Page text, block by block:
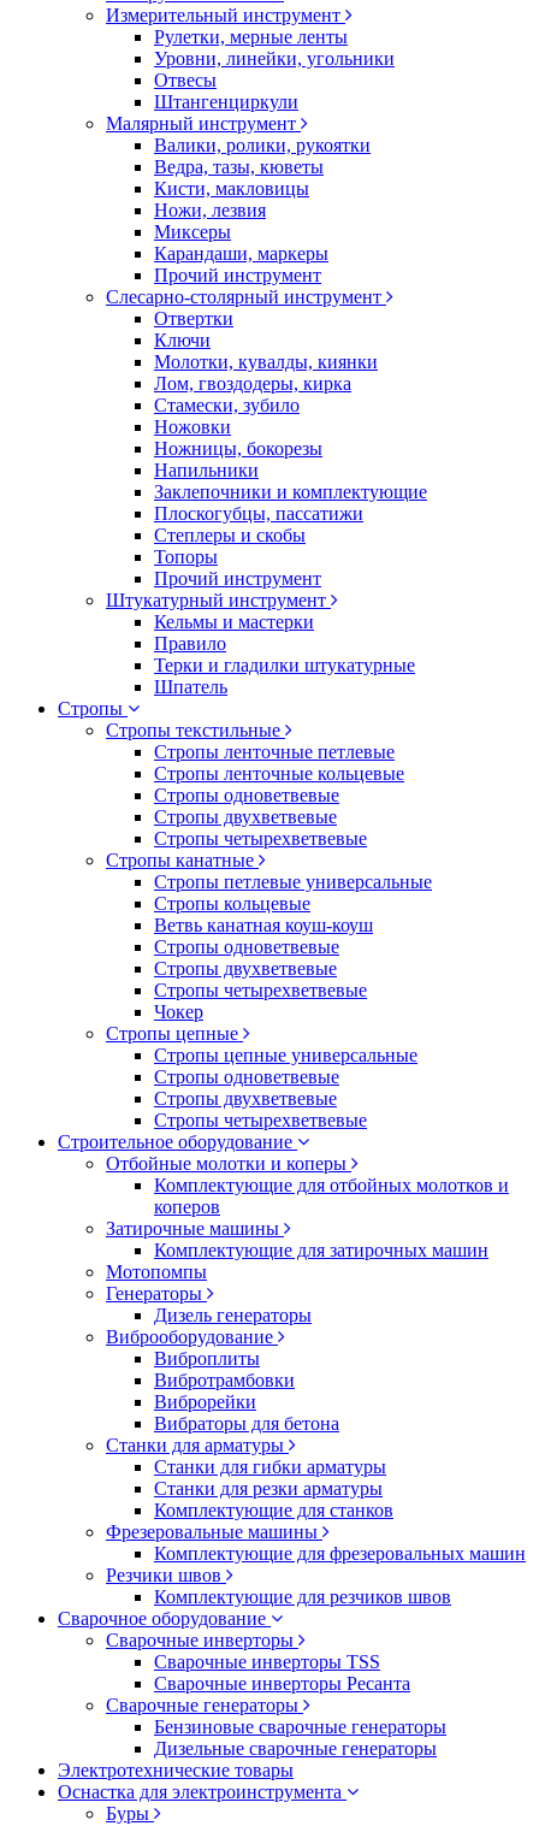
Измерительный инструмент
Рулетки, мерные ленты
Уровни, линейки, угольники
Отвесы
Штангенциркули
Малярный инструмент
Валики, ролики, рукоятки
Ведра, тазы, кюветы
Кисти, макловицы
Ножи, лезвия
Миксеры
Карандаши, маркеры
Прочий инструмент
Слесарно-столярный инструмент
Отвертки
Ключи
Молотки, кувалды, киянки
Лом, гвоздодеры, кирка
Стамески, зубило
Ножовки
Ножницы, бокорезы
Напильники
Заклепочники и комплектующие
Плоскогубцы, пассатижи
Степлеры и скобы
Топоры
Прочий инструмент
Штукатурный инструмент
Кельмы и мастерки
Правило
Терки и гладилки штукатурные
Шпатель
Стропы
Стропы текстильные
Стропы ленточные петлевые
Стропы ленточные кольцевые
Стропы одноветвевые
Стропы двухветвевые
Стропы четырехветвевые
Стропы канатные
Стропы петлевые универсальные
Стропы кольцевые
Ветвь канатная коуш-коуш
Стропы одноветвевые
Стропы двухветвевые
Стропы четырехветвевые
Чокер
Стропы цепные
Стропы цепные универсальные
Стропы одноветвевые
Стропы двухветвевые
Стропы четырехветвевые
Строительное оборудование
Отбойные молотки и коперы
Комплектующие для отбойных молотков и
коперов
Затирочные машины
Комплектующие для затирочных машин
Мотопомпы
Генераторы
Дизель генераторы
Виброоборудование
Виброплиты
Вибротрамбовки
Виброрейки
Вибраторы для бетона
Станки для арматуры
Станки для гибки арматуры
Станки для резки арматуры
Комплектующие для станков
Фрезеровальные машины
Комплектующие для фрезеровальных машин
Резчики швов
Комплектующие для резчиков швов
Сварочное оборудование
Сварочные инверторы
Сварочные инверторы TSS
Сварочные инверторы Ресанта
Сварочные генераторы
Бензиновые сварочные генераторы
Дизельные сварочные генераторы
Электротехнические товары
Оснастка для электроинструмента
Буры